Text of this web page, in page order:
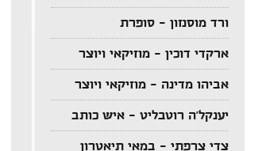
ורד מוסנזון – סופרת
ארקדי דוכין – מוזיקאי ויוצר
אביהו מדינה – מוזיקאי ויוצר
יענקל'ה רוטבליט – איש כותב
צדי צרפתי – במאי תיאטרון